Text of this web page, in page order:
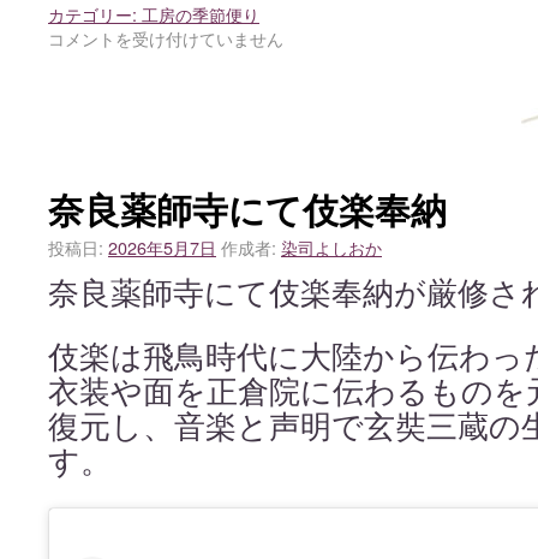
カテゴリー: 工房の季節便り
コメントを受け付けていません
奈良薬師寺にて伎楽奉納
投稿日: 2026年5月7日 作成者: 染司よしおか
奈良薬師寺にて伎楽奉納が厳修さ
伎楽は飛鳥時代に大陸から伝わっ
衣装や面を正倉院に伝わるもの
復元し、音楽と声明で玄奘三蔵の
す。